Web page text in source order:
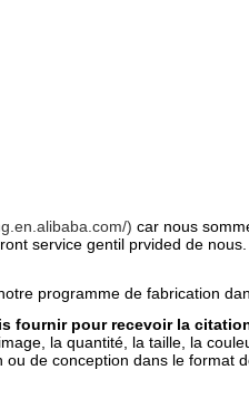
) car nous
service gentil prvided de nous.
programme de fabrication
fournir pour recevoir la
la quantité, la taille, la
de conception dans le format